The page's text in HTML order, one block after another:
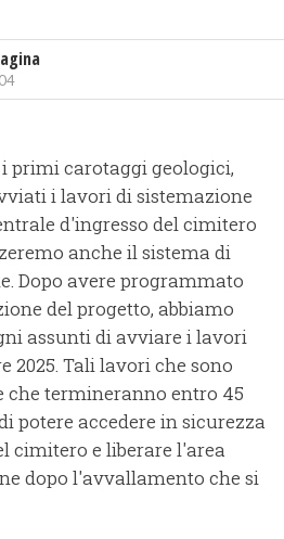
primi carotaggi geologici,
i lavori di sistemazione
d'ingresso del cimitero
anche il sistema di
Dopo avere programmato
del progetto, abbiamo
assunti di avviare i lavori
2025. Tali lavori che sono
che termineranno entro 45
potere accedere in sicurezza
cimitero e liberare l'area
dopo l'avvallamento che si